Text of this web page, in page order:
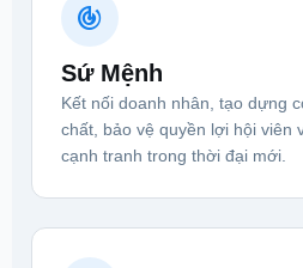
track_changes
Sứ Mệnh
Kết nối doanh nhân, tạo dựng
chất, bảo vệ quyền lợi hội viên
cạnh tranh trong thời đại mới.